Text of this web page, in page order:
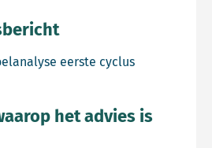
eerste cyclus
natuurdoelanalyse eerste
het advies is